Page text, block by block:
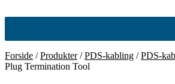
Forside /Produkter/PDS-kabling /PDS-
Plug Termination Tool